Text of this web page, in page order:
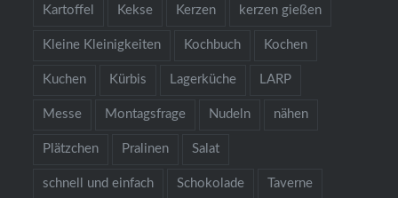
Kartoffel Kekse Kerzen kerzen gießen
Kleine Kleinigkeiten Kochbuch Kochen
Kuchen Kürbis Lagerküche LARP
Messe Montagsfrage Nudeln nähen
Plätzchen Pralinen Salat
schnell und einfach Schokolade Taverne